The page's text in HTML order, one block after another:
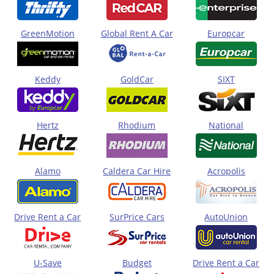
GreenMotion Global Rent A Car Europcar
Keddy GoldCar SIXT
Hertz Rhodium National
Alamo Caldera Car Hire Acropolis
Drive Rent a Car SurPrice Cars AutoUnion
U-Save Budget Drive Rent a Car